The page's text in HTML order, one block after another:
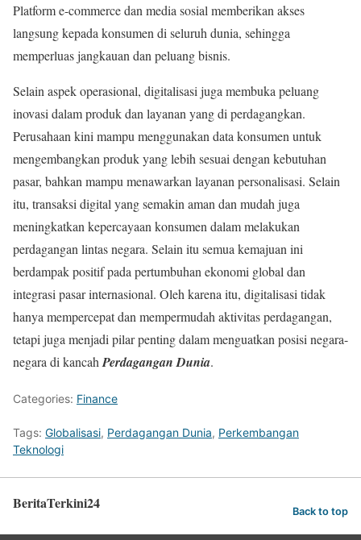
Platform e-commerce dan media sosial memberikan akses
langsung kepada konsumen di seluruh dunia, sehingga
memperluas jangkauan dan peluang bisnis.
Selain aspek operasional, digitalisasi juga membuka peluang
inovasi dalam produk dan layanan yang di perdagangkan.
Perusahaan kini mampu menggunakan data konsumen untuk
mengembangkan produk yang lebih sesuai dengan kebutuhan
pasar, bahkan mampu menawarkan layanan personalisasi. Selain
itu, transaksi digital yang semakin aman dan mudah juga
meningkatkan kepercayaan konsumen dalam melakukan
perdagangan lintas negara. Selain itu semua kemajuan ini
berdampak positif pada pertumbuhan ekonomi global dan
integrasi pasar internasional. Oleh karena itu, digitalisasi tidak
hanya mempercepat dan mempermudah aktivitas perdagangan,
tetapi juga menjadi pilar penting dalam menguatkan posisi negara-
negara di kancah Perdagangan Dunia.
Categories: Finance
Tags: Globalisasi, Perdagangan Dunia, Perkembangan
Teknologi
BeritaTerkini24 Back to top